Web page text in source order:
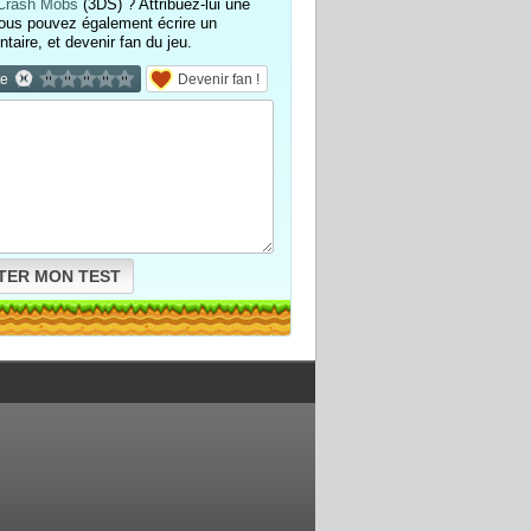
Mobs (3DS) ? Attribuez-lui une
pouvez également écrire un
et devenir fan du jeu.
Devenir fan !
MON TEST